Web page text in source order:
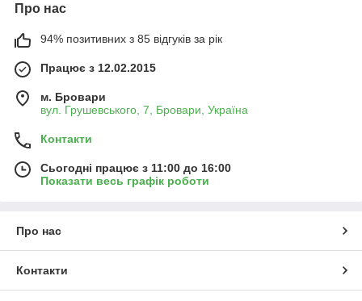
Про нас
94% позитивних з 85 відгуків за рік
Працює з 12.02.2015
м. Бровари
вул. Грушевського, 7, Бровари, Україна
Контакти
Сьогодні працює з 11:00 до 16:00
Показати весь графік роботи
Про нас
Контакти